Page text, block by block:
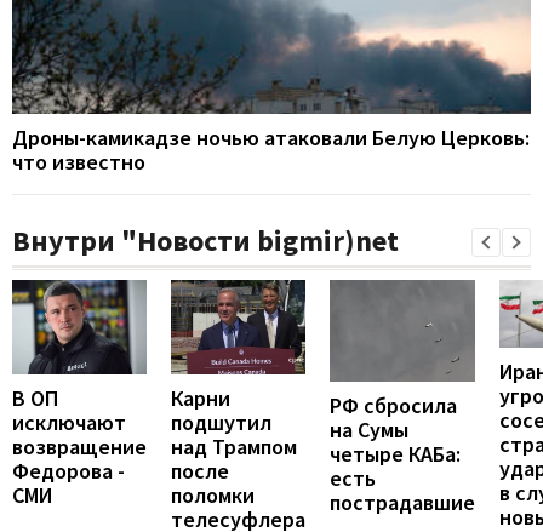
Дроны-камикадзе ночью атаковали Белую Церковь:
что известно
Внутри "Новости bigmir)net
В ОП
исключают
возвращение
Федорова -
СМИ
Карни
подшутил
над Трампом
после
поломки
телесуфлера
РФ сбросила
на Сумы
четыре КАБа:
есть
пострадавшие
в